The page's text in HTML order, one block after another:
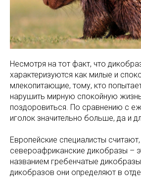
Несмотря на тот факт, что
характеризуются как милые и
млекопитающие, тому, кто
нарушить мирную спокойную
поздоровиться. По сравнению с
иголок значительно больше, да и
Европейские специалисты
североафриканские дикобразы –
названием гребенчатые
дикобразов они определяют в